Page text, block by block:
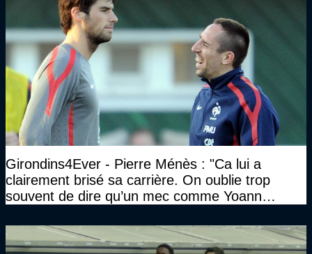
Girondins4Ever - Pierre Ménès : "Ca lui a
clairement brisé sa carrière. On oublie trop
souvent de dire qu’un mec comme Yoann